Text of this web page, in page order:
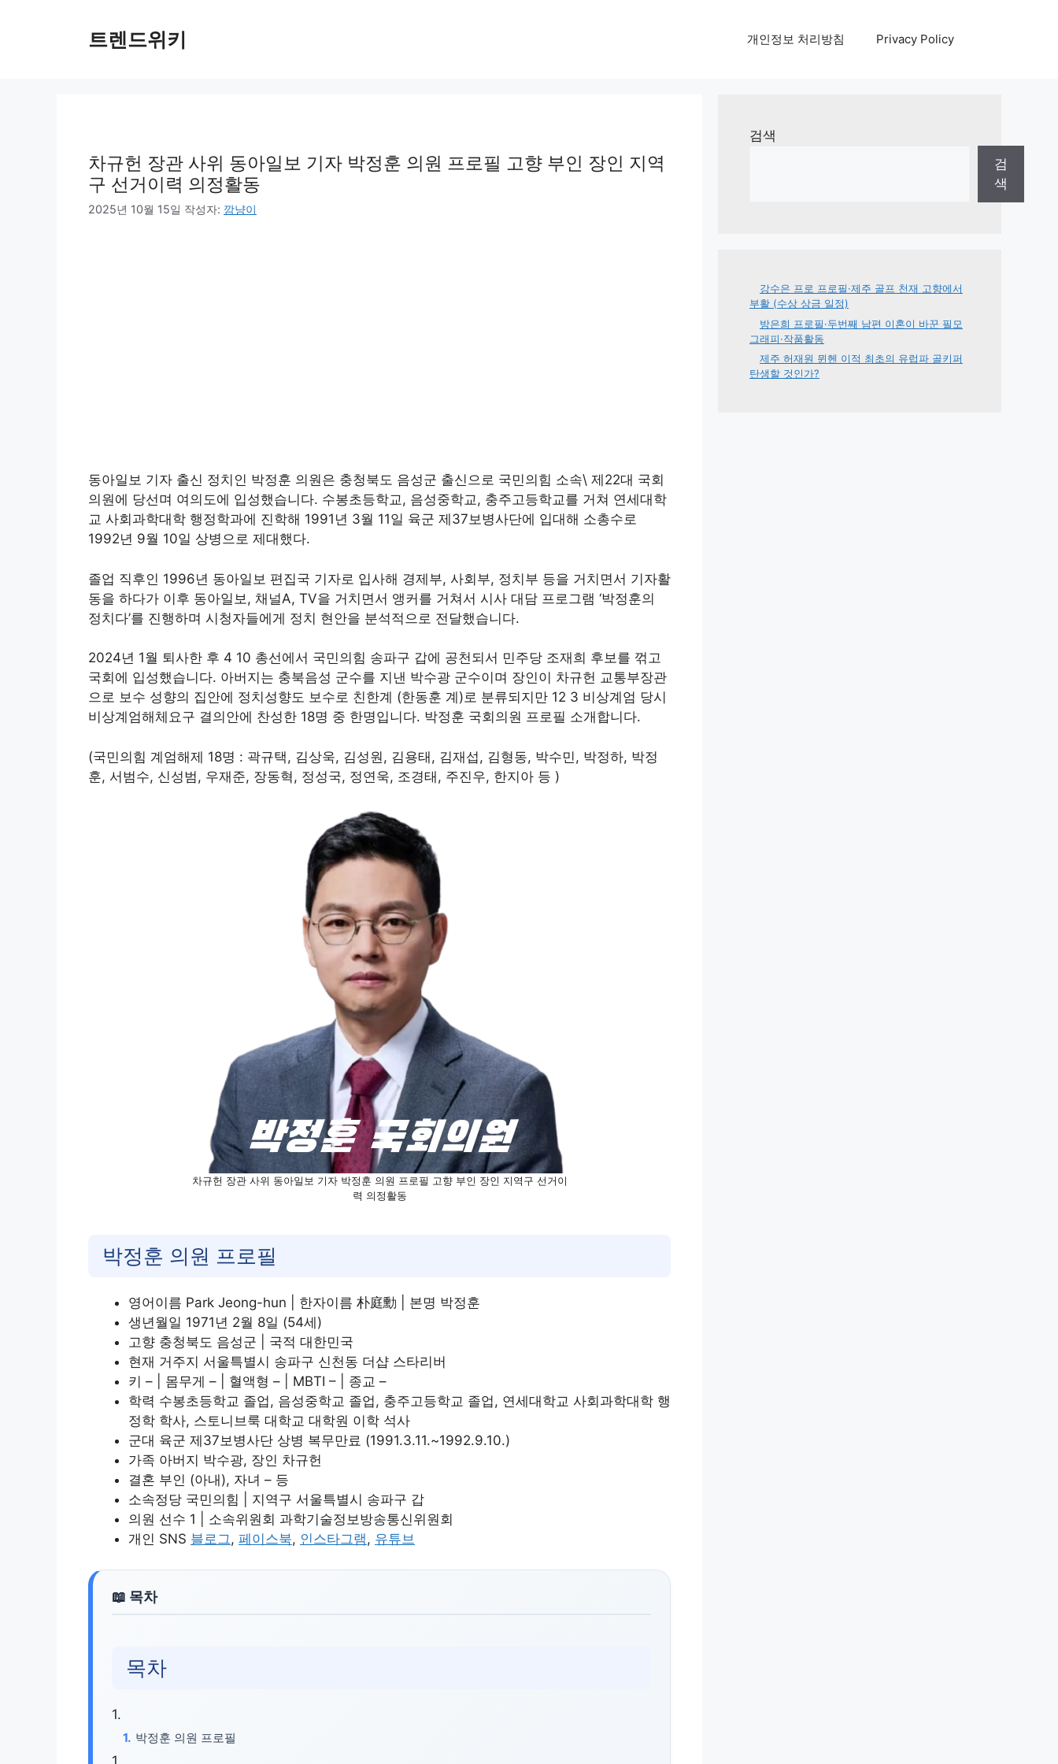
트렌드위키 개인정보 처리방침 Privacy Policy
차규헌 장관 사위 동아일보 기자 박정훈 의원 프로필 고향 부인 장인 지역
구 선거이력 의정활동
2025년 10월 15일 작성자: 깜냥이
동아일보 기자 출신 정치인 박정훈 의원은 충청북도 음성군 출신으로 국민의힘 소속\ 제22대 국회
의원에 당선며 여의도에 입성했습니다. 수봉초등학교, 음성중학교, 충주고등학교를 거쳐 연세대학
교 사회과학대학 행정학과에 진학해 1991년 3월 11일 육군 제37보병사단에 입대해 소총수로
1992년 9월 10일 상병으로 제대했다.
졸업 직후인 1996년 동아일보 편집국 기자로 입사해 경제부, 사회부, 정치부 등을 거치면서 기자활
동을 하다가 이후 동아일보, 채널A, TV을 거치면서 앵커를 거쳐서 시사 대담 프로그램 ‘박정훈의
정치다’를 진행하며 시청자들에게 정치 현안을 분석적으로 전달했습니다.
2024년 1월 퇴사한 후 4 10 총선에서 국민의힘 송파구 갑에 공천되서 민주당 조재희 후보를 꺾고
국회에 입성했습니다. 아버지는 충북음성 군수를 지낸 박수광 군수이며 장인이 차규헌 교통부장관
으로 보수 성향의 집안에 정치성향도 보수로 친한계 (한동훈 계)로 분류되지만 12 3 비상계엄 당시
비상계엄해체요구 결의안에 찬성한 18명 중 한명입니다. 박정훈 국회의원 프로필 소개합니다.
(국민의힘 계엄해제 18명 : 곽규택, 김상욱, 김성원, 김용태, 김재섭, 김형동, 박수민, 박정하, 박정
훈, 서범수, 신성범, 우재준, 장동혁, 정성국, 정연욱, 조경태, 주진우, 한지아 등 )
차규헌 장관 사위 동아일보 기자 박정훈 의원 프로필 고향 부인 장인 지역구 선거이
력 의정활동
박정훈 의원 프로필
영어이름 Park Jeong-hun | 한자이름 朴庭勳 | 본명 박정훈
생년월일 1971년 2월 8일 (54세)
고향 충청북도 음성군 | 국적 대한민국
현재 거주지 서울특별시 송파구 신천동 더샵 스타리버
키 – | 몸무게 – | 혈액형 – | MBTI – | 종교 –
학력 수봉초등학교 졸업, 음성중학교 졸업, 충주고등학교 졸업, 연세대학교 사회과학대학 행
정학 학사, 스토니브룩 대학교 대학원 이학 석사
군대 육군 제37보병사단 상병 복무만료 (1991.3.11.~1992.9.10.)
가족 아버지 박수광, 장인 차규헌
결혼 부인 (아내), 자녀 – 등
소속정당 국민의힘 | 지역구 서울특별시 송파구 갑
의원 선수 1 | 소속위원회 과학기술정보방송통신위원회
개인 SNS 블로그, 페이스북, 인스타그램, 유튜브
목차
박정훈 의원 프로필
검색
검
색
강수은 프로 프로필·제주 골프 천재 고향에서
부활 (수상 상금 일정)
방은희 프로필·두번째 남편 이혼이 바꾼 필모
그래피·작품활동
제주 허재원 뮌헨 이적 최초의 유럽파 골키퍼
탄생할 것인가?